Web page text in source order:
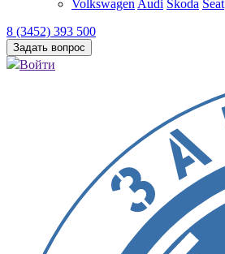
Volkswagen Audi Skoda Seat
8 (3452) 393 500
Задать вопрос
Войти